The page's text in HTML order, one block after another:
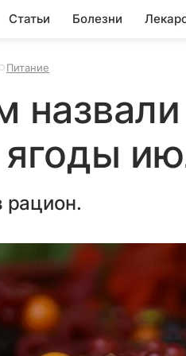
Статьи Болезни
Питание
рацион.